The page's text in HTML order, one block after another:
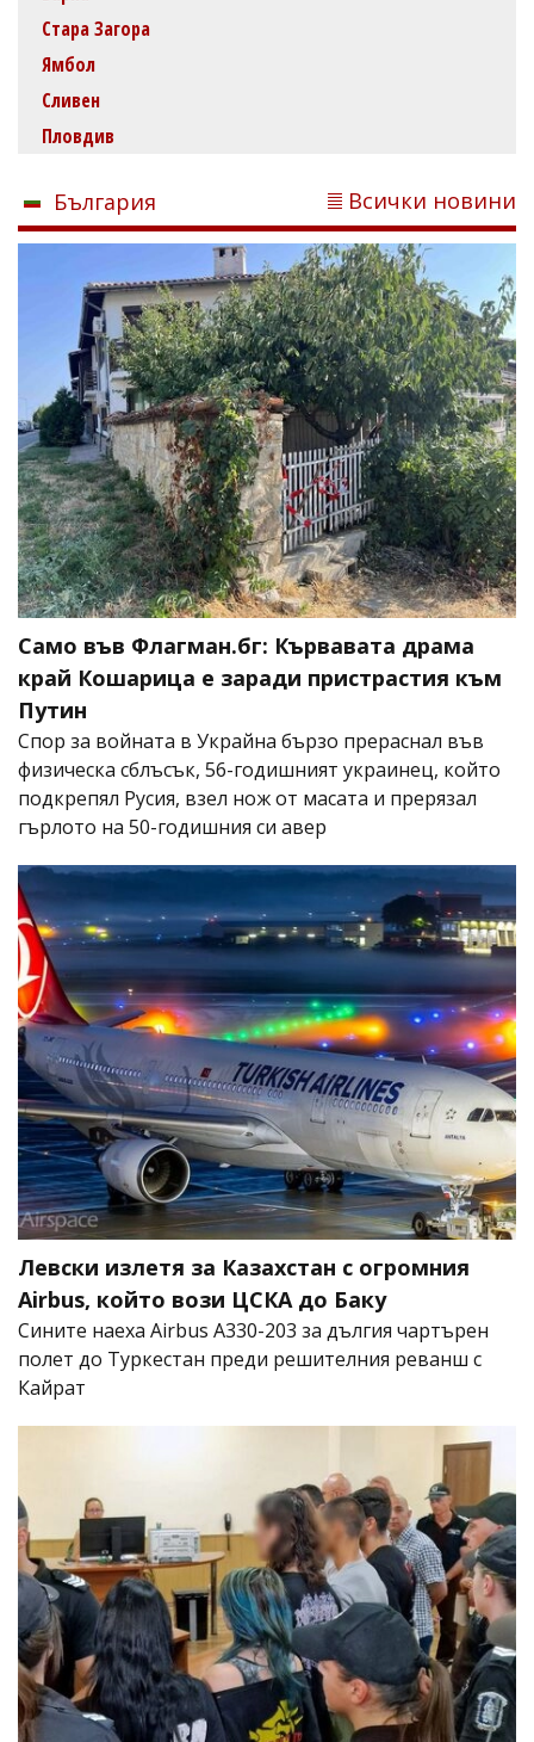
Стара Загора
Ямбол
Сливен
Пловдив
България Всички новини
Само във Флагман.бг: Кървавата драма
край Кошарица е заради пристрастия към
Путин
Спор за войната в Украйна бързо прераснал във
физическа сблъсък, 56-годишният украинец, който
подкрепял Русия, взел нож от масата и прерязал
гърлото на 50-годишния си авер
Левски излетя за Казахстан с огромния
Airbus, който вози ЦСКА до Баку
Сините наеха Airbus A330-203 за дългия чартърен
полет до Туркестан преди решителния реванш с
Кайрат